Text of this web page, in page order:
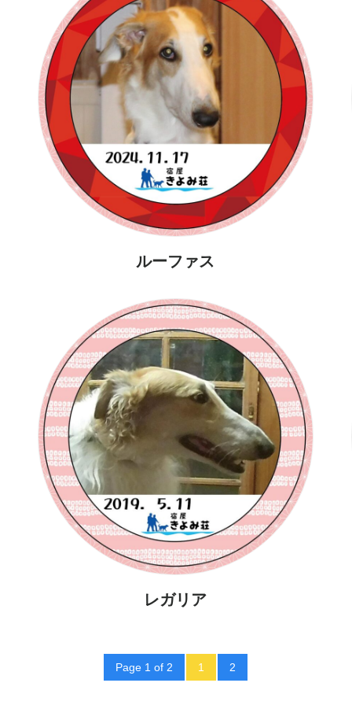
ルーファス
レガリア
Page 1 of 2 1 2